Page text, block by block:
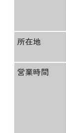
所在地
営業時間